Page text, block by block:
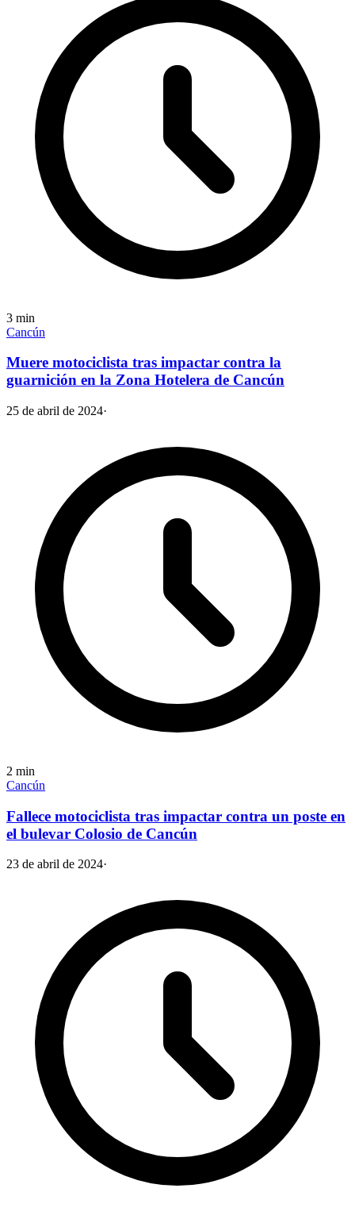
3 min
Cancún
Muere motociclista tras impactar contra la
guarnición en la Zona Hotelera de Cancún
25 de abril de 2024·
2 min
Cancún
Fallece motociclista tras impactar contra un poste en
el bulevar Colosio de Cancún
23 de abril de 2024·